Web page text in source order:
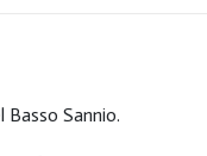
Basso Sannio.